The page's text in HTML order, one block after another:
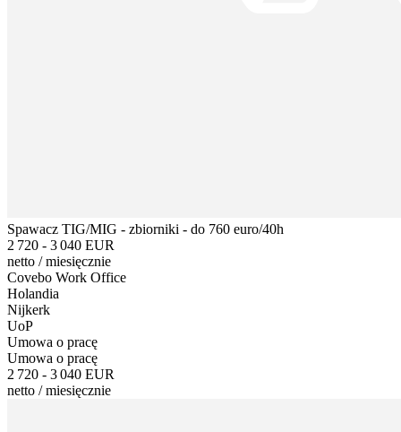
Spawacz TIG/MIG - zbiorniki - do 760 euro/40h
2 720 - 3 040 EUR
netto /miesięcznie
Covebo Work Office
Holandia
Nijkerk
UoP
Umowa o pracę
Umowa o pracę
2 720 - 3 040 EUR
netto /miesięcznie